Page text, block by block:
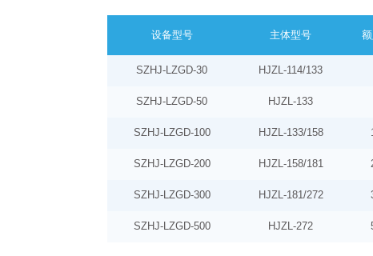
设备型号 主体型号
SZHJ- LZGD-30 HJZL-114/133
SZHJ-LZGD-50 HJZL-133
SZHJ-LZGD-100 HJZL-133/158
SZHJ-LZGD-200 HJZL-158/181
SZHJ-LZGD-300 HJZL-181/272
SZHJ-LZGD-500 HJZL-272